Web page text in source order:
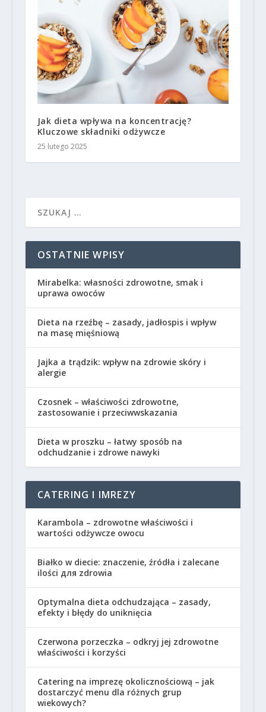
Jak dieta wpływa na koncentrację?
Kluczowe składniki odżywcze
25 lutego 2025
OSTATNIE WPISY
Mirabelka: własności zdrowotne, smak i
uprawa owoców
Dieta na rzeźbę – zasady, jadłospis i wpływ
na masę mięśniową
Jajka a trądzik: wpływ na zdrowie skóry i
alergie
Czosnek – właściwości zdrowotne,
zastosowanie i przeciwwskazania
Dieta w proszku – łatwy sposób na
odchudzanie i zdrowe nawyki
CATERING I IMREZY
Karambola – zdrowotne właściwości i
wartości odżywcze owocu
Białko w diecie: znaczenie, źródła i zalecane
ilości для zdrowia
Optymalna dieta odchudzająca – zasady,
efekty i błędy do uniknięcia
Czerwona porzeczka – odkryj jej zdrowotne
właściwości i korzyści
Catering na imprezę okolicznościową – jak
dostarczyć menu dla różnych grup
wiekowych?